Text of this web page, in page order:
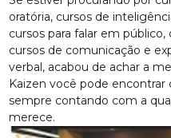
oratória, cursos de
cursos para falar em
cursos de comunicação e
verbal, acabou de achar a
Kaizen você pode encontrar
sempre contando com a
merece.